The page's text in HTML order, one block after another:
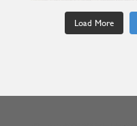
Load More